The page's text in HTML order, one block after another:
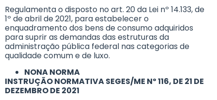
Regulamenta o disposto no art. 20 da Lei nº 14.133, de
1º de abril de 2021, para estabelecer o
enquadramento dos bens de consumo adquiridos
para suprir as demandas das estruturas da
administração pública federal nas categorias de
qualidade comum e de luxo.
NONA NORMA
INSTRUÇÃO NORMATIVA SEGES/ME Nº 116, DE 21 DE
DEZEMBRO DE 2021